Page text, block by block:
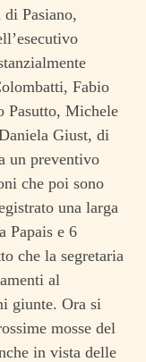
di Pasiano,
Fabio
Pasutto, Michele
Giust, di
un preventivo
che poi sono
una larga
Papais e 6
che la segretaria
al
giunte. Ora si
mosse del
in vista delle